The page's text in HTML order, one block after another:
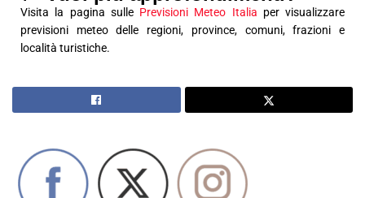
Visita la pagina sulle Previsioni Meteo Italia per visualizzare
previsioni meteo delle regioni, province, comuni, frazioni e
località turistiche.